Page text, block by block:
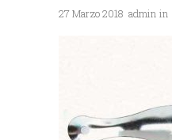
27 Marzo 2018 admin in